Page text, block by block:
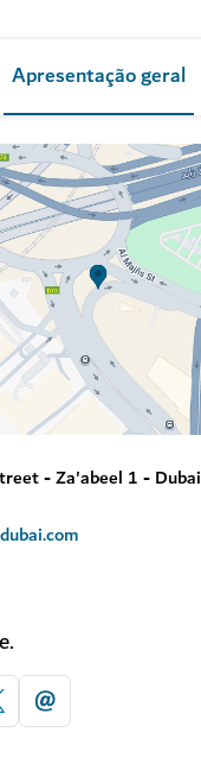
Apresentação geral
- Za'abeel 1 - Dubai